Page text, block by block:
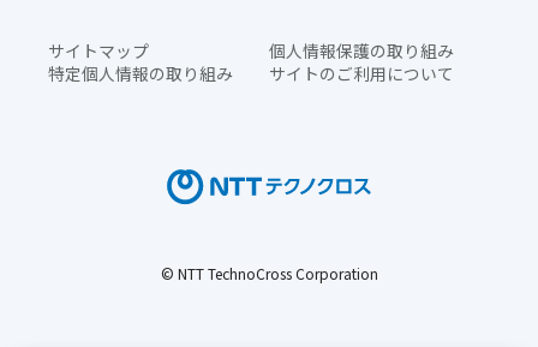
サイトマップ
個人情報保護の取り組み
特定個人情報の取り組み
サイトのご利用について
© NTT TechnoCross Corporation